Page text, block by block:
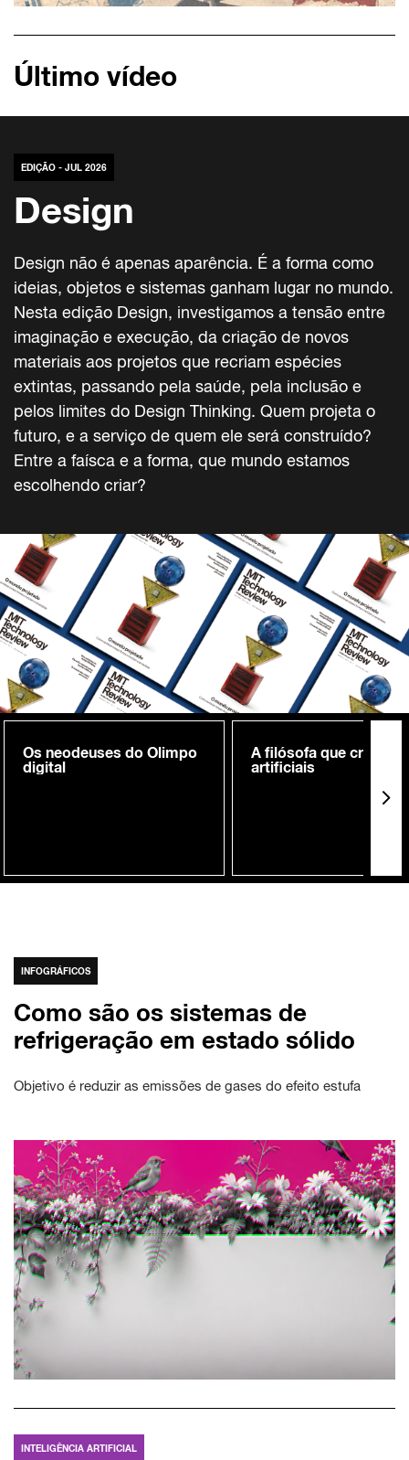
Último vídeo
EDIÇÃO - JUL 2026
Design
Design não é apenas aparência. É a forma como
ideias, objetos e sistemas ganham lugar no mundo.
Nesta edição Design, investigamos a tensão entre
imaginação e execução, da criação de novos
materiais aos projetos que recriam espécies
extintas, passando pela saúde, pela inclusão e
pelos limites do Design Thinking. Quem projeta o
futuro, e a serviço de quem ele será construído?
Entre a faísca e a forma, que mundo estamos
escolhendo criar?
Os neodeuses do Olimpo
digital
A filósofa que cria
artificiais
INFOGRÁFICOS
Como são os sistemas de
refrigeração em estado sólido
Objetivo é reduzir as emissões de gases do efeito estufa
INTELIGÊNCIA ARTIFICIAL